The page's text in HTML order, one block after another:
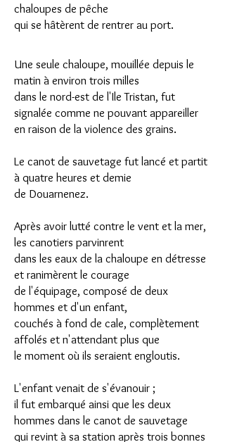
chaloupes de pêche
qui se hâtèrent de rentrer au port.
Une seule chaloupe, mouillée depuis le
matin à environ trois milles
dans le nord-est de l'Ile Tristan, fut
signalée comme ne pouvant appareiller
en raison de la violence des grains.
Le canot de sauvetage fut lancé et partit
à quatre heures et demie
de Douarnenez.
Après avoir lutté contre le vent et la mer,
les canotiers parvinrent
dans les eaux de la chaloupe en détresse
et ranimèrent le courage
de l'équipage, composé de deux
hommes et d'un enfant,
couchés à fond de cale, complètement
affolés et n'attendant plus que
le moment où ils seraient engloutis.
L'enfant venait de s'évanouir ;
il fut embarqué ainsi que les deux
hommes dans le canot de sauvetage
qui revint à sa station après trois bonnes